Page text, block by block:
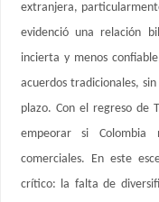
extranjera,
evidenció una relación
incierta y menos
acuerdos tradicionales,
plazo. Con el regreso de
empeorar si Colombia
comerciales. En este
crítico: la falta de